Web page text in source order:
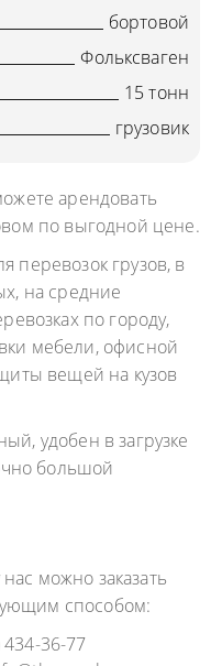
бортовой
Фольксваген
15 тонн
грузовик
арендовать
по выгодной цене.
перевозок грузов, в
на средние
по городу,
мебели, офисной
вещей на кузов
удобен в загрузке
большой
можно заказать
способом:
36-77